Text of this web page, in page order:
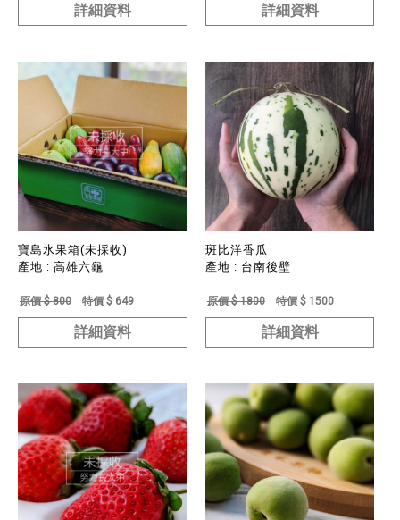
詳細資料 詳細資料
寶島水果箱(未採收)
產地 : 高雄六龜
原價 $ 800 特價 $ 649
詳細資料
斑比洋香瓜
產地 : 台南後壁
原價 $ 1800 特價 $ 1500
詳細資料